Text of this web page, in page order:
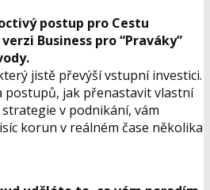
postup pro Cestu
Business pro “Praváky”
jistě převýší vstupní investici.
postupů, jak přenastavit vlastní
v podnikání, vám
korun v reálném čase několika